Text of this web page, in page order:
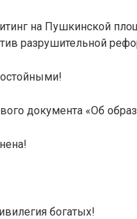
на Пушкинской
разрушительной
документа «Об
богатых!